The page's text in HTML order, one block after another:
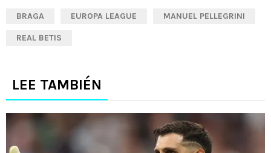
BRAGA EUROPA LEAGUE MANUEL PELLEGRINI
REAL BETIS
LEE TAMBIÉN